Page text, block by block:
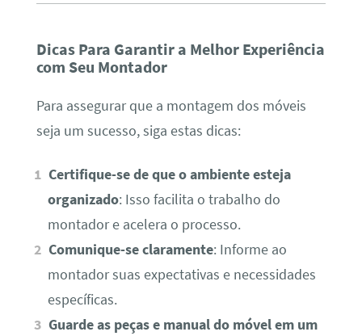
Dicas Para Garantir a Melhor Experiência
com Seu Montador
Para assegurar que a montagem dos móveis
seja um sucesso, siga estas dicas:
Certifique-se de que o ambiente esteja
organizado: Isso facilita o trabalho do
montador e acelera o processo.
Comunique-se claramente: Informe ao
montador suas expectativas e necessidades
específicas.
Guarde as peças e manual do móvel em um